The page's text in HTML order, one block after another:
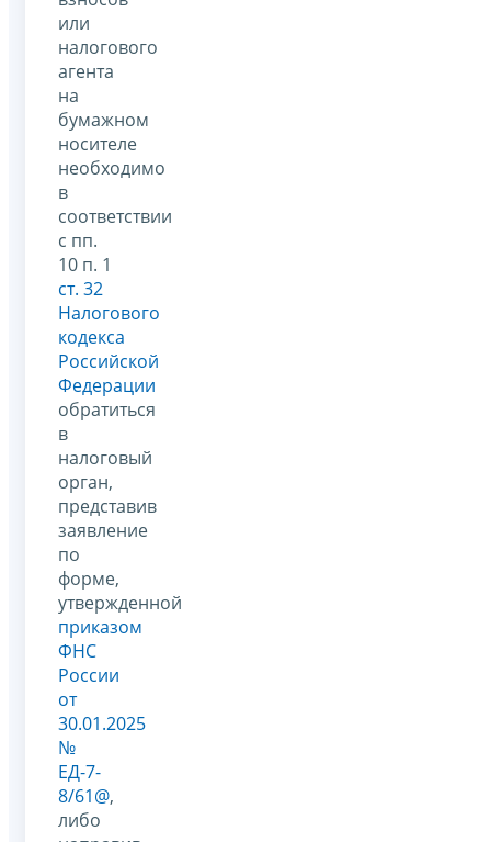
или
налогового
агента
на
бумажном
носителе
необходимо
в
соответствии
с пп.
10 п. 1
ст. 32
Налогового
кодекса
Российской
Федерации
обратиться
в
налоговый
орган,
представив
заявление
по
форме,
утвержденной
приказом
ФНС
России
от
30.01.2025
№
ЕД-7-
8/61@,
либо